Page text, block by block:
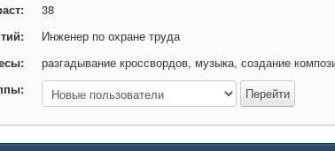
38
Инженер по охране труда
разгадывание кроссвордов, музыка, создание